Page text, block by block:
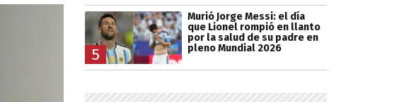
5
Murió Jorge Messi: el día
que Lionel rompió en llanto
por la salud de su padre en
pleno Mundial 2026